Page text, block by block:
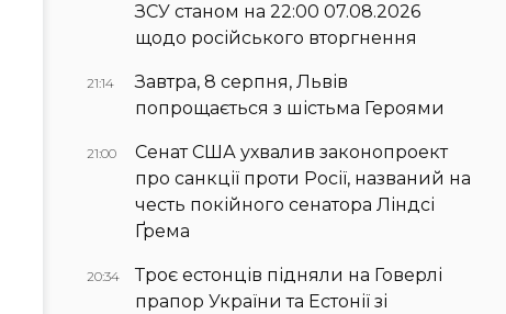
ЗСУ станом на 22:00 07.08.2026
щодо російського вторгнення
21:14
Завтра, 8 серпня, Львів
попрощається з шістьма Героями
21:00
Сенат США ухвалив законопроект
про санкції проти Росії, названий на
честь покійного сенатора Ліндсі
Ґрема
20:34
Троє естонців підняли на Говерлі
прапор України та Естонії зі